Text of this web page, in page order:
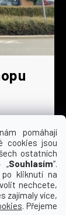
pomáhají
cookies jsou
ostatních
„Souhlasím“.
kliknutí na
nechcete,
zajímaly více,
. Přejeme